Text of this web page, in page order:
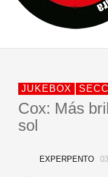
JUKEBOX
Cox: Más
sol
EXPERPENTO